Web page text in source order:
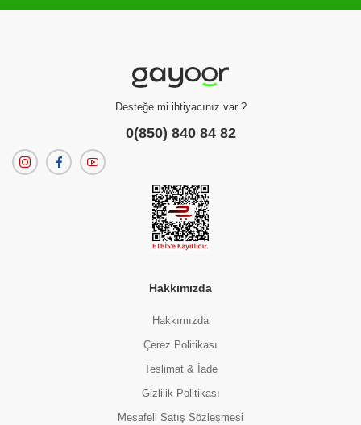
Desteğe mi ihtiyacınız var ?
0(850) 840 84 82
Hakkımızda
Hakkımızda
Çerez Politikası
Teslimat & İade
Gizlilik Politikası
Mesafeli Satış Sözleşmesi